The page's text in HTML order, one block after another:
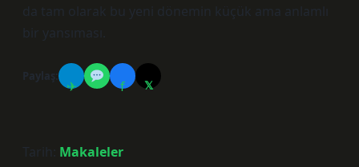
da tam olarak bu yeni dönemin küçük ama anlamlı
bir yansıması.
Paylaş:
✈ f 𝕏
Tarih: Makaleler